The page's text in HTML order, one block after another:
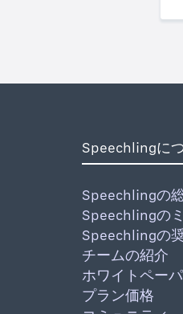
Speechlingに
Speechlingの
Speechlingの
Speechlingの
チームの紹介
ホワイトペー
プラン価格